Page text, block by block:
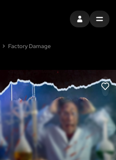
EINTRAGEN
MENU
Factory Damage
LIKE